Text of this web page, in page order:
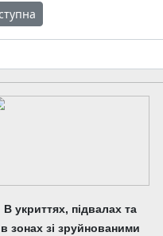
Ще одне неймовірне
стаття: Синергія
В укриттях, підвалах та
в зонах зі зруйнованими